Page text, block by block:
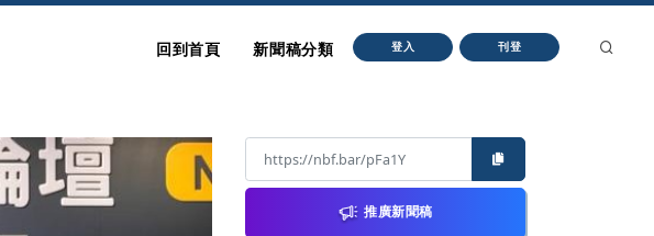
回到首頁 新聞稿分類 登入 刊登
推廣新聞稿